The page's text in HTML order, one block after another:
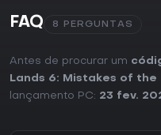
FAQ 8 PERGUNTAS
Antes de procurar um
Lands 6: Mistakes of the
lançamento PC: 23 fev.